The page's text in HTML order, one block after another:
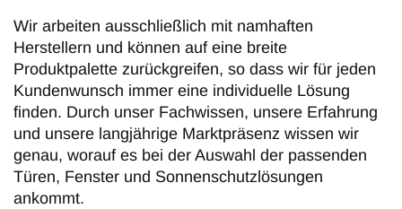
Wir arbeiten ausschließlich mit namhaften
Herstellern und können auf eine breite
Produktpalette zurückgreifen, so dass wir für jeden
Kundenwunsch immer eine individuelle Lösung
finden. Durch unser Fachwissen, unsere Erfahrung
und unsere langjährige Marktpräsenz wissen wir
genau, worauf es bei der Auswahl der passenden
Türen, Fenster und Sonnenschutzlösungen
ankommt.